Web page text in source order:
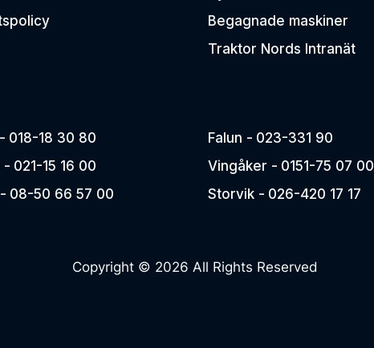
Begagnade maskiner
Traktor Nords Intranät
018-18 30 80
- 021-15 16 00
08-50 66 57 00
Falun - 023-331 90
Vingåker - 0151-75 07 00
Storvik - 026-420 17 17
Copyright © 2026 All Rights Reserved